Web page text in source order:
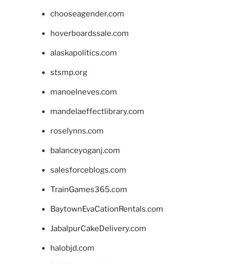
chooseagender.com
hoverboardssale.com
alaskapolitics.com
stsmp.org
manoelneves.com
mandelaeffectlibrary.com
roselynns.com
balanceyoganj.com
salesforceblogs.com
TrainGames365.com
BaytownEvaCationRentals.com
JabalpurCakeDelivery.com
halobjd.com